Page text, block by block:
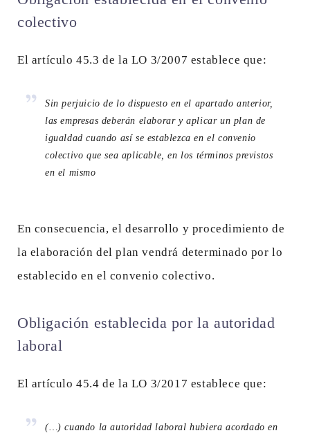
colectivo
El artículo 45.3 de la LO 3/2007 establece que:
Sin perjuicio de lo dispuesto en el apartado anterior,
las empresas deberán elaborar y aplicar un plan de
igualdad cuando así se establezca en el convenio
colectivo que sea aplicable, en los términos previstos
en el mismo
En consecuencia, el desarrollo y procedimiento de
la elaboración del plan vendrá determinado por lo
establecido en el convenio colectivo.
Obligación establecida por la autoridad
laboral
El artículo 45.4 de la LO 3/2017 establece que:
(…) cuando la autoridad laboral hubiera acordado en